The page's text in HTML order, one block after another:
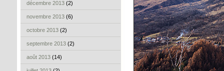
décembre 2013 (2)
novembre 2013 (6)
octobre 2013 (2)
septembre 2013 (2)
août 2013 (14)